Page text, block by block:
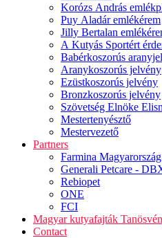
Korózs András
Puy Aladár emlékérem
Jilly Bertalan
A Kutyás Sportért
Babérkoszorús
Aranykoszorús jelvény
Ezüstkoszorús jelvény
Bronzkoszorús jelvény
Szövetség Elnöke
Mestertenyésztő
Mestervezető
Partners
Farmina Magyarország
Generali Petcare -
Rebiopet
ONE
FCI
Magyar kutyafajták
Contact